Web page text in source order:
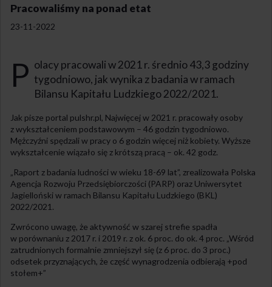
Pracowaliśmy na ponad etat
23-11-2022
P olacy pracowali w 2021 r. średnio 43,3 godziny
tygodniowo, jak wynika z badania w ramach
Bilansu Kapitału Ludzkiego 2022/2021.
Jak pisze portal pulshr.pl, Najwięcej w 2021 r. pracowały osoby
z wykształceniem podstawowym – 46 godzin tygodniowo.
Mężczyźni spędzali w pracy o 6 godzin więcej niż kobiety. Wyższe
wykształcenie wiązało się z krótszą pracą – ok. 42 godz.
„Raport z badania ludności w wieku 18-69 lat”, zrealizowała Polska
Agencja Rozwoju Przedsiębiorczości (PARP) oraz Uniwersytet
Jagielloński w ramach Bilansu Kapitału Ludzkiego (BKL)
2022/2021.
Zwrócono uwagę, że aktywność w szarej strefie spadła
w porównaniu z 2017 r. i 2019 r. z ok. 6 proc. do ok. 4 proc. „Wśród
zatrudnionych formalnie zmniejszył się (z 6 proc. do 3 proc.)
odsetek przyznających, że część wynagrodzenia odbierają +pod
stołem+”